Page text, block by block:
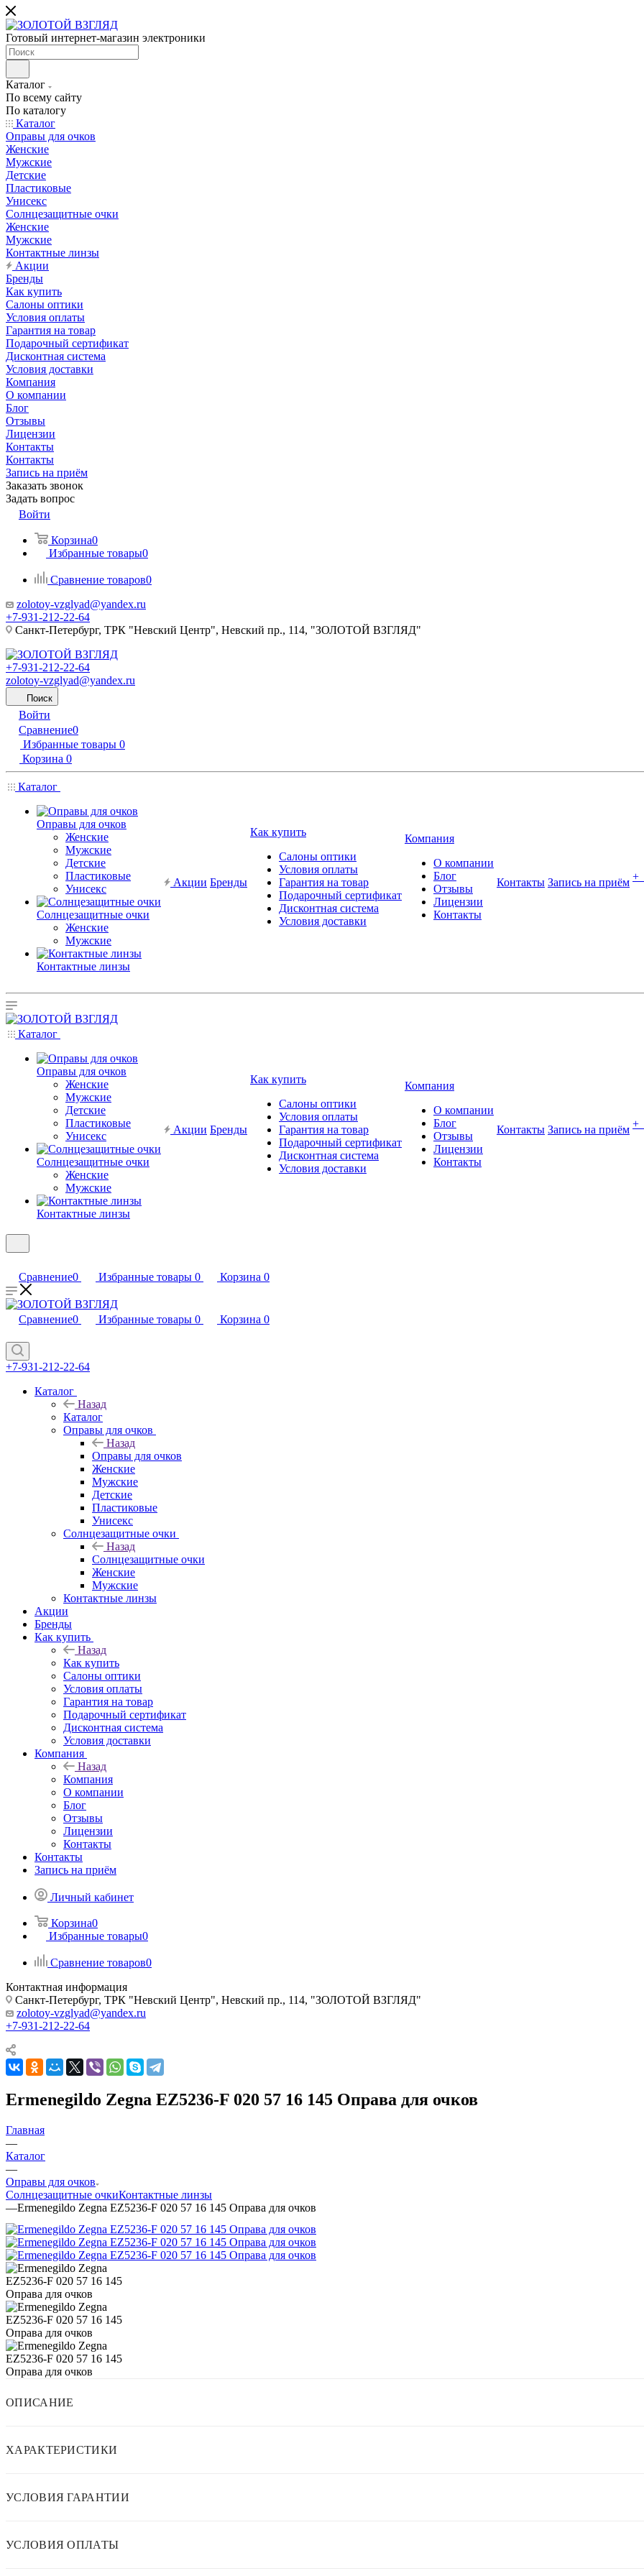
Готовый интернет-магазин электроники
Каталог
По всему сайту
По каталогу
Каталог
Оправы для очков
Женские
Мужские
Детские
Пластиковые
Унисекс
Солнцезащитные очки
Женские
Мужские
Контактные линзы
Акции
Бренды
Как купить
Салоны оптики
Условия оплаты
Гарантия на товар
Подарочный сертификат
Дисконтная система
Условия доставки
Компания
О компании
Блог
Отзывы
Лицензии
Контакты
Контакты
Запись на приём
Заказать звонок
Задать вопрос
Войти
Корзина0
Избранные товары0
Сравнение товаров0
zolotoy-vzglyad@yandex.ru
+7-931-212-22-64
Санкт-Петербург, ТРК "Невский Центр", Невский пр., 114, "ЗОЛОТОЙ ВЗГЛЯД"
+7-931-212-22-64
zolotoy-vzglyad@yandex.ru
Поиск
Войти
Сравнение0
Избранные товары 0
Корзина 0
Каталог
Оправы для очков
Женские
Мужские
Детские
Пластиковые
Унисекс
Солнцезащитные очки
Женские
Мужские
Контактные линзы
Акции Бренды
Как купить
Салоны оптики
Условия оплаты
Гарантия на товар
Подарочный сертификат
Дисконтная система
Условия доставки
Компания
О компании
Блог
Отзывы
Лицензии
Контакты
Контакты Запись на приём +
Каталог
Оправы для очков
Женские
Мужские
Детские
Пластиковые
Унисекс
Солнцезащитные очки
Женские
Мужские
Контактные линзы
Акции Бренды
Как купить
Салоны оптики
Условия оплаты
Гарантия на товар
Подарочный сертификат
Дисконтная система
Условия доставки
Компания
О компании
Блог
Отзывы
Лицензии
Контакты
Контакты Запись на приём +
Сравнение0 Избранные товары 0 Корзина 0
Сравнение0 Избранные товары 0 Корзина 0
+7-931-212-22-64
Каталог
Назад
Каталог
Оправы для очков
Назад
Оправы для очков
Женские
Мужские
Детские
Пластиковые
Унисекс
Солнцезащитные очки
Назад
Солнцезащитные очки
Женские
Мужские
Контактные линзы
Акции
Бренды
Как купить
Назад
Как купить
Салоны оптики
Условия оплаты
Гарантия на товар
Подарочный сертификат
Дисконтная система
Условия доставки
Компания
Назад
Компания
О компании
Блог
Отзывы
Лицензии
Контакты
Контакты
Запись на приём
Личный кабинет
Корзина0
Избранные товары0
Сравнение товаров0
Контактная информация
Санкт-Петербург, ТРК "Невский Центр", Невский пр., 114, "ЗОЛОТОЙ ВЗГЛЯД"
zolotoy-vzglyad@yandex.ru
+7-931-212-22-64
Ermenegildo Zegna EZ5236-F 020 57 16 145 Оправа для очков
Главная
—
Каталог
—
Оправы для очков
Солнцезащитные очкиКонтактные линзы
—Ermenegildo Zegna EZ5236-F 020 57 16 145 Оправа для очков
ОПИСАНИЕ
ХАРАКТЕРИСТИКИ
УСЛОВИЯ ГАРАНТИИ
УСЛОВИЯ ОПЛАТЫ